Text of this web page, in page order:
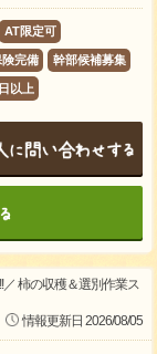
AT限定可
完備 幹部候補募集
以上
柿の収穫＆選別作業ス
情報更新日 2026/08/05